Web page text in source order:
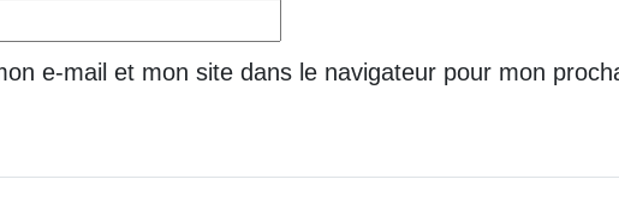
e-mail et mon site dans le navigateur pour mon